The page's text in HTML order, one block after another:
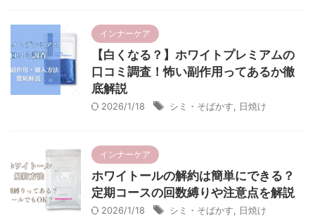
インナーケア
【白くなる？】ホワイトプレミアムの
口コミ調査！怖い副作用ってあるか徹
底解説
2026/1/18 シミ・そばかす 日焼け
インナーケア
ホワイトールの解約は簡単にできる？
定期コースの回数縛りや注意点を解説
2026/1/18 シミ・そばかす 日焼け